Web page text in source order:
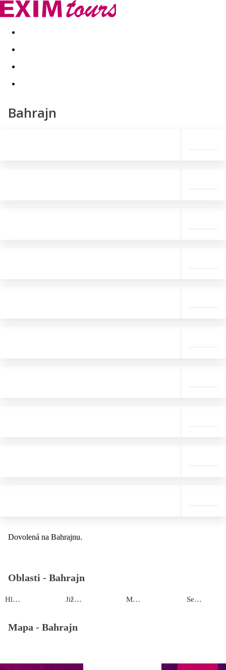
Akční nabídky Last minute
Bahrajn
Dovolená na Bahrajnu.
Oblasti - Bahrajn
Hlavní provincie Jižní provincie Muharraq provincie Severní provincie
Mapa - Bahrajn